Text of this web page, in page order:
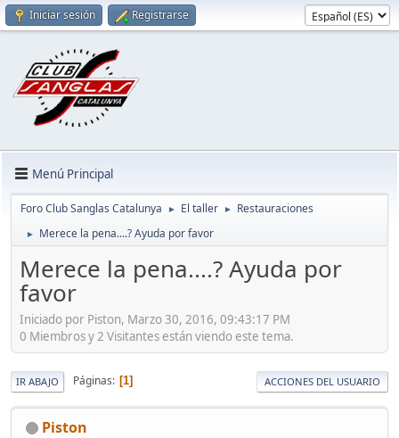
Iniciar sesión Registrarse
Menú Principal
Foro Club Sanglas Catalunya ► El taller ► Restauraciones
► Merece la pena....? Ayuda por favor
Merece la pena....? Ayuda por
favor
Iniciado por Piston, Marzo 30, 2016, 09:43:17 PM
0 Miembros y 2 Visitantes están viendo este tema.
IR ABAJO Páginas 1 ACCIONES DEL USUARIO
Piston